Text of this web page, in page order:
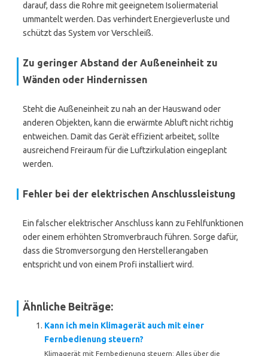
darauf, dass die Rohre mit geeignetem Isoliermaterial
ummantelt werden. Das verhindert Energieverluste und
schützt das System vor Verschleiß.
Zu geringer Abstand der Außeneinheit zu
Wänden oder Hindernissen
Steht die Außeneinheit zu nah an der Hauswand oder
anderen Objekten, kann die erwärmte Abluft nicht richtig
entweichen. Damit das Gerät effizient arbeitet, sollte
ausreichend Freiraum für die Luftzirkulation eingeplant
werden.
Fehler bei der elektrischen Anschlussleistung
Ein falscher elektrischer Anschluss kann zu Fehlfunktionen
oder einem erhöhten Stromverbrauch führen. Sorge dafür,
dass die Stromversorgung den Herstellerangaben
entspricht und von einem Profi installiert wird.
Ähnliche Beiträge:
Kann ich mein Klimagerät auch mit einer
Fernbedienung steuern?
Klimagerät mit Fernbedienung steuern: Alles über die